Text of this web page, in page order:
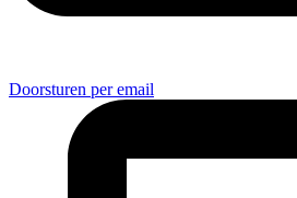
Doorsturen per email